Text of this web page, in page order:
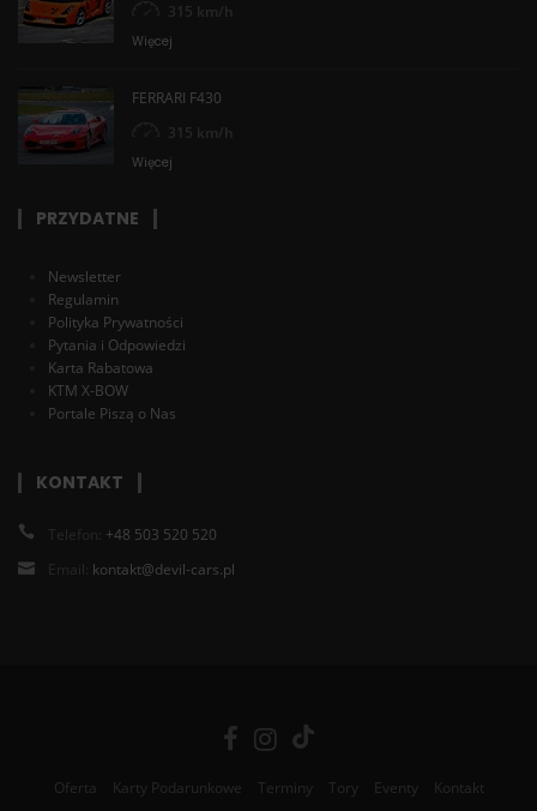
315 km/h
Więcej
FERRARI F430
315 km/h
Więcej
PRZYDATNE
Newsletter
Regulamin
Polityka Prywatności
Pytania i Odpowiedzi
Karta Rabatowa
KTM X-BOW
Portale Piszą o Nas
KONTAKT
Telefon: +48 503 520 520
Email: kontakt@devil-cars.pl
Oferta Karty Podarunkowe Terminy Tory Eventy Kontakt